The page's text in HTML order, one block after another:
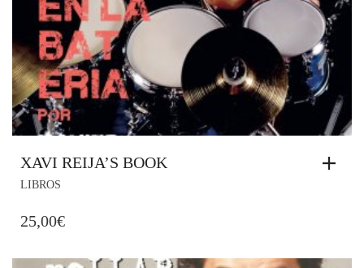
XAVI REIJA’S BOOK
LIBROS
25,00€